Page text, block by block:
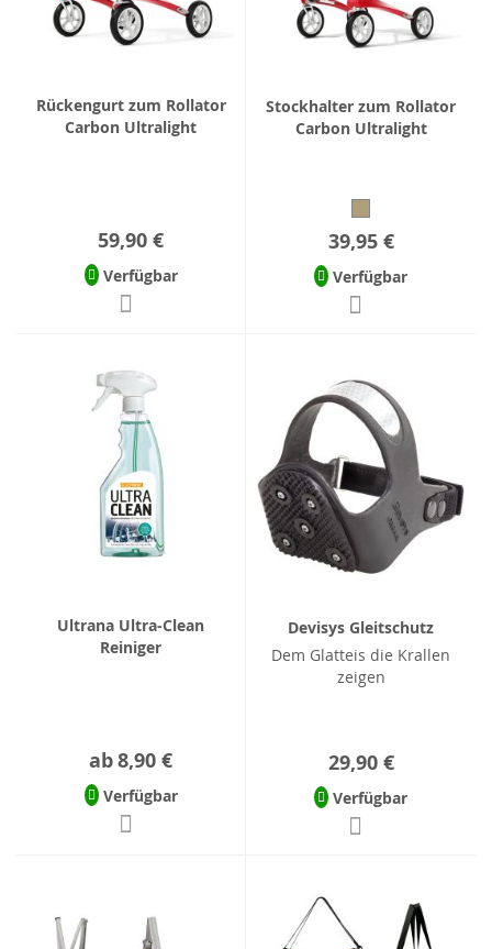
Rückengurt zum Rollator
Carbon Ultralight
59,90 €
Verfügbar
Stockhalter zum Rollator
Carbon Ultralight
39,95 €
Verfügbar
Ultrana Ultra-Clean
Reiniger
ab8,90 €
Verfügbar
Devisys Gleitschutz
Dem Glatteis die Krallen
zeigen
29,90 €
Verfügbar